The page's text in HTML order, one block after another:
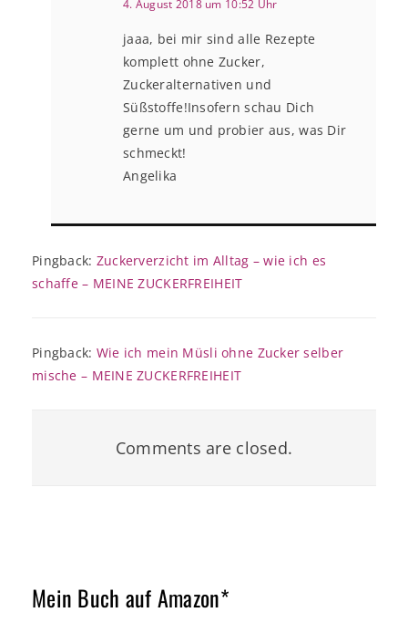
4. August 2018 um 10:52 Uhr
jaaa, bei mir sind alle Rezepte
komplett ohne Zucker,
Zuckeralternativen und
Süßstoffe!Insofern schau Dich
gerne um und probier aus, was Dir
schmeckt!
Angelika
Pingback: Zuckerverzicht im Alltag – wie ich es
schaffe – MEINE ZUCKERFREIHEIT
Pingback: Wie ich mein Müsli ohne Zucker selber
mische – MEINE ZUCKERFREIHEIT
Comments are closed.
Mein Buch auf Amazon*